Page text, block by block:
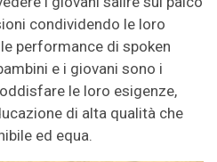
condividendo le loro
performance di spoken
e i giovani sono i
le loro esigenze,
di alta qualità che
ed equa.